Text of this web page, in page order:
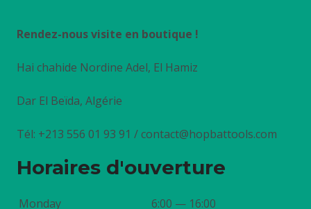
Rendez-nous visite en boutique !
Hai chahide Nordine Adel, El Hamiz
Dar El Beïda, Algérie
Tél: +213 556 01 93 91 / contact@hopbattools.com
Horaires d'ouverture
Monday
6:00 — 16:00